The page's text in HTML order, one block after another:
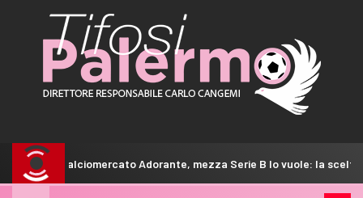
Adorante, mezza Serie B lo vuole: la scelta del Venezia